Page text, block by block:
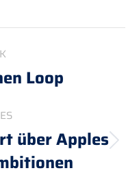
Loop
über Apples